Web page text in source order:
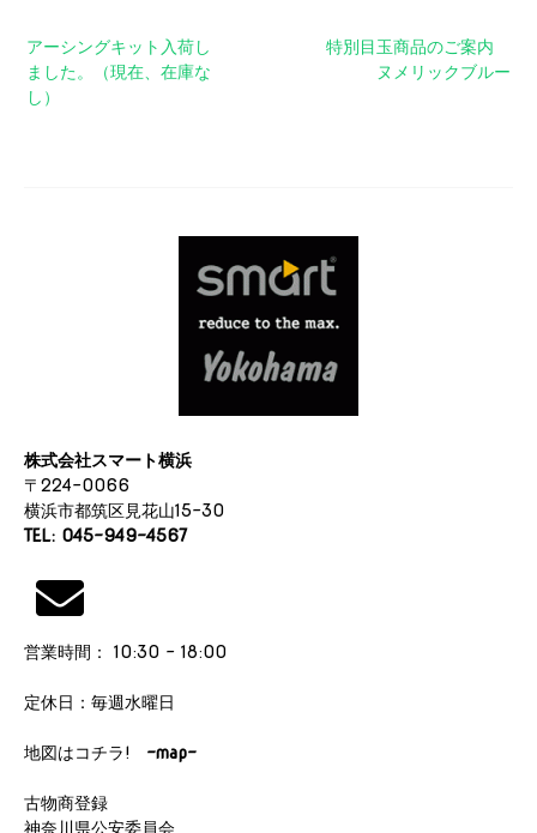
稿
ナ
特別目玉商品のご案内
ヌメリックブルー
アーシングキット入荷し
ました。（現在、在庫な
し）
株式会社スマート横浜
〒224-0066
横浜市都筑区見花山15-30
TEL: 045-949-4567
営業時間： 10:30 - 18:00
定休日：毎週水曜日
地図はコチラ! -map-
古物商登録
神奈川県公安委員会